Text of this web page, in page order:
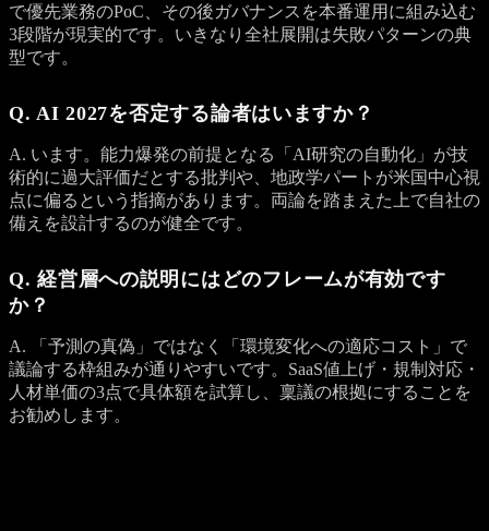
で優先業務のPoC、その後ガバナンスを本番運用に組み込む
3段階が現実的です。いきなり全社展開は失敗パターンの典
型です。
Q. AI 2027を否定する論者はいますか？
A. います。能力爆発の前提となる「AI研究の自動化」が技
術的に過大評価だとする批判や、地政学パートが米国中心視
点に偏るという指摘があります。両論を踏まえた上で自社の
備えを設計するのが健全です。
Q. 経営層への説明にはどのフレームが有効です
か？
A. 「予測の真偽」ではなく「環境変化への適応コスト」で
議論する枠組みが通りやすいです。SaaS値上げ・規制対応・
人材単価の3点で具体額を試算し、稟議の根拠にすることを
お勧めします。